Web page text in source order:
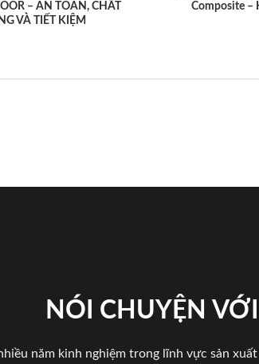
– AN TOÀN, CHẤT
VÀ TIẾT KIỆM
Composite –
NÓI CHUYỆN
năm kinh nghiệm trong lĩnh vực sản